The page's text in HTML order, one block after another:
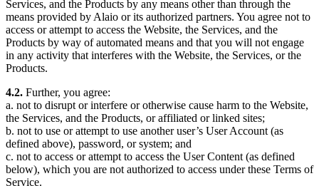
Services, and the Products by any means other than through the
means provided by Alaio or its authorized partners. You agree not to
access or attempt to access the Website, the Services, and the
Products by way of automated means and that you will not engage
in any activity that interferes with the Website, the Services, or the
Products.
4.2. Further, you agree:
a. not to disrupt or interfere or otherwise cause harm to the Website,
the Services, and the Products, or affiliated or linked sites;
b. not to use or attempt to use another user’s User Account (as
defined above), password, or system; and
c. not to access or attempt to access the User Content (as defined
below), which you are not authorized to access under these Terms of
Service.